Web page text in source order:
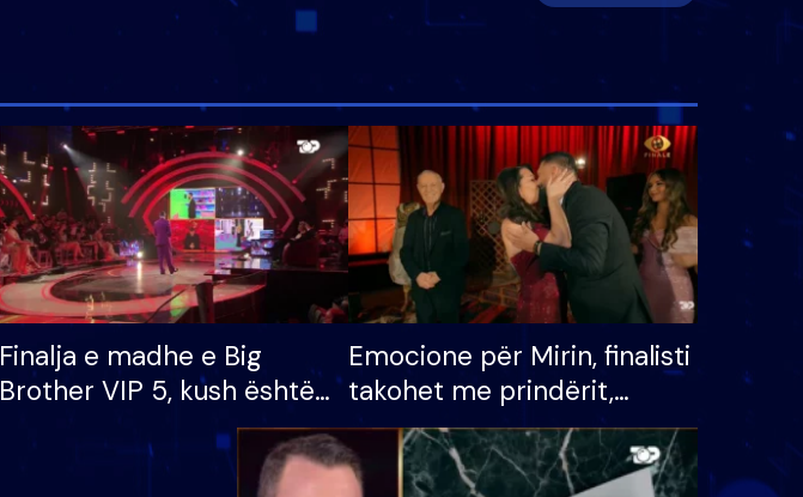
Finalja e madhe e Big
Brother VIP 5, kush është
banori i parë që lë shtëpinë
dhe humb mundësinë për
Emocione për Mirin, finalisti
takohet me prindërit,
vajzën dhe bashkëshorten:
S’kemi ndonjë letër divorci